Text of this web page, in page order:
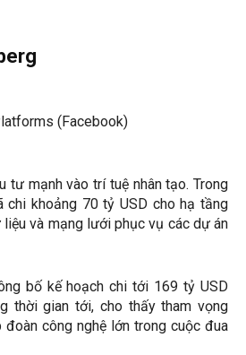
(Facebook)
tư mạnh vào trí tuệ nhân tạo. Trong
chi khoảng 70 tỷ USD cho hạ tầng
và mạng lưới phục vụ các dự án
bố kế hoạch chi tới 169 tỷ USD
thời gian tới, cho thấy tham vọng
công nghệ lớn trong cuộc đua